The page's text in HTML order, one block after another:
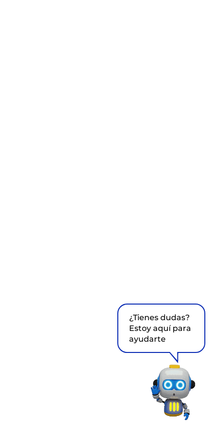
¿Tienes dudas?
Estoy aquí para
ayudarte